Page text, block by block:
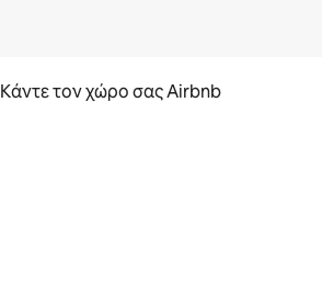
Κάντε τον χώρο σας Airbnb